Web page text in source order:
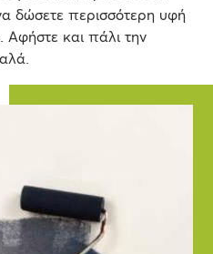
δώσετε περισσότερη υφή
Αφήστε και πάλι την